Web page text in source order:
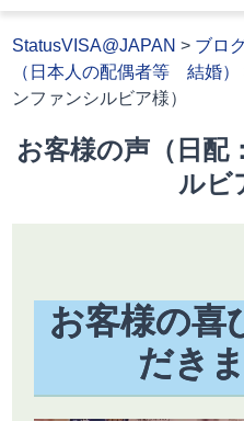
StatusVISA@JAPAN > ブロ
（日本人の配偶者等 結婚）
ンファンシルビア様）
お客様の声（日配
ルビ
お客様の喜
だき